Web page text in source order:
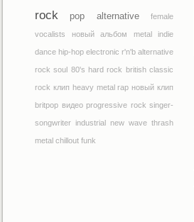
rock pop alternative female
vocalists новый альбом metal indie
dance hip-hop electronic r'n'b alternative
rock soul 80's hard rock british classic
rock клип heavy metal rap новый клип
britpop видео progressive rock singer-
songwriter industrial new wave thrash
metal chillout funk